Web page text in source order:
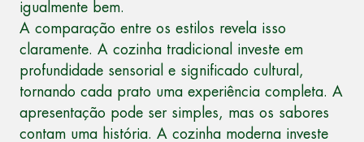
igualmente bem.
A comparação entre os estilos revela isso
claramente. A cozinha tradicional investe em
profundidade sensorial e significado cultural,
tornando cada prato uma experiência completa. A
apresentação pode ser simples, mas os sabores
contam uma história. A cozinha moderna investe